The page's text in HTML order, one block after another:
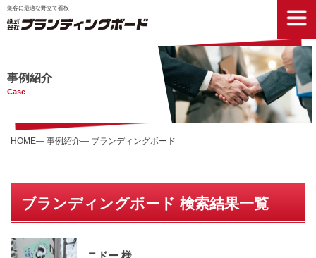
集客に最適な野立て看板
事例紹介
Case
HOME 事例紹介 ブランディングボード
ブランディングボード 検索結果一覧